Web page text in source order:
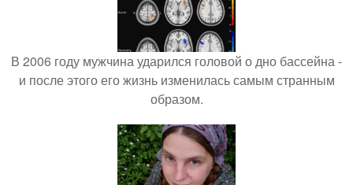
В 2006 году мужчина ударился головой о дно бассейна -
и после этого его жизнь изменилась самым странным
образом.